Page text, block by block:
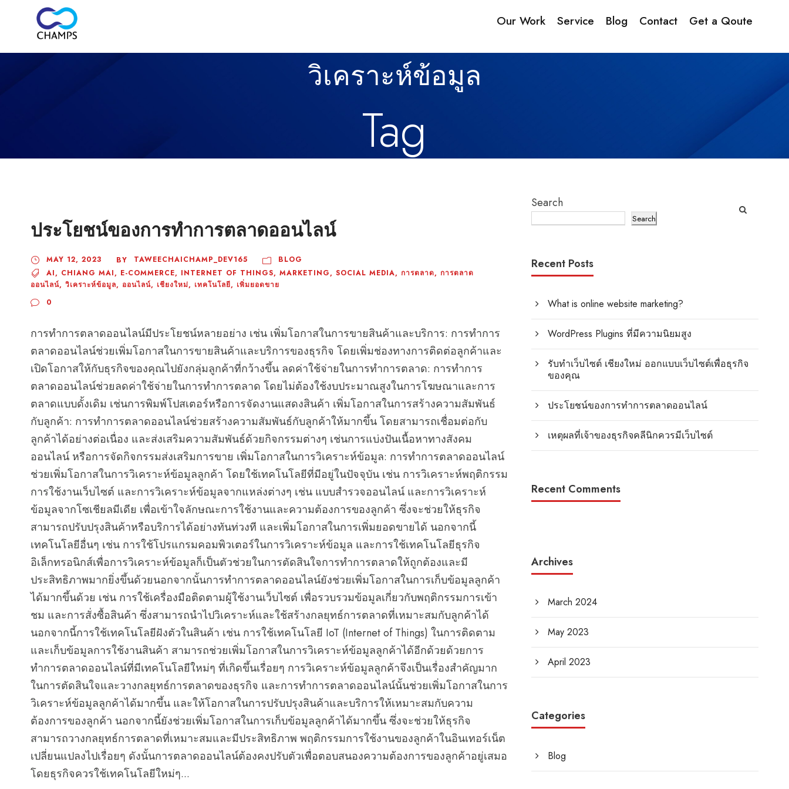
Our Work Service Blog Contact Get a Qoute
วิเคราะห์ข้อมูล
Tag
ประโยชน์ของการทำการตลาดออนไลน์
MAY 12, 2023 BY TAWEECHAICHAMP_DEV165
BLOG
AI, CHIANG MAI, E-COMMERCE, INTERNET OF THINGS, MARKETING, SOCIAL MEDIA, การตลาด, การตลาด
ออนไลน์, วิเคราะห์ข้อมูล, ออนไลน์, เชียงใหม่, เทคโนโลยี, เพิ่มยอดขาย
0
การทำการตลาดออนไลน์มีประโยชน์หลายอย่าง เช่น เพิ่มโอกาสในการขายสินค้าและบริการ: การทำการ
ตลาดออนไลน์ช่วยเพิ่มโอกาสในการขายสินค้าและบริการของธุรกิจ โดยเพิ่มช่องทางการติดต่อลูกค้าและ
เปิดโอกาสให้กับธุรกิจของคุณไปยังกลุ่มลูกค้าที่กว้างขึ้น ลดค่าใช้จ่ายในการทำการตลาด: การทำการ
ตลาดออนไลน์ช่วยลดค่าใช้จ่ายในการทำการตลาด โดยไม่ต้องใช้งบประมาณสูงในการโฆษณาและการ
ตลาดแบบดั้งเดิม เช่นการพิมพ์โปสเตอร์หรือการจัดงานแสดงสินค้า เพิ่มโอกาสในการสร้างความสัมพันธ์
กับลูกค้า: การทำการตลาดออนไลน์ช่วยสร้างความสัมพันธ์กับลูกค้าให้มากขึ้น โดยสามารถเชื่อมต่อกับ
ลูกค้าได้อย่างต่อเนื่อง และส่งเสริมความสัมพันธ์ด้วยกิจกรรมต่างๆ เช่นการแบ่งปันเนื้อหาทางสังคม
ออนไลน์ หรือการจัดกิจกรรมส่งเสริมการขาย เพิ่มโอกาสในการวิเคราะห์ข้อมูล: การทำการตลาดออนไลน์
ช่วยเพิ่มโอกาสในการวิเคราะห์ข้อมูลลูกค้า โดยใช้เทคโนโลยีที่มีอยู่ในปัจจุบัน เช่น การวิเคราะห์พฤติกรรม
การใช้งานเว็บไซต์ และการวิเคราะห์ข้อมูลจากแหล่งต่างๆ เช่น แบบสำรวจออนไลน์ และการวิเคราะห์
ข้อมูลจากโซเชียลมีเดีย เพื่อเข้าใจลักษณะการใช้งานและความต้องการของลูกค้า ซึ่งจะช่วยให้ธุรกิจ
สามารถปรับปรุงสินค้าหรือบริการได้อย่างทันท่วงที และเพิ่มโอกาสในการเพิ่มยอดขายได้ นอกจากนี้
เทคโนโลยีอื่นๆ เช่น การใช้โปรแกรมคอมพิวเตอร์ในการวิเคราะห์ข้อมูล และการใช้เทคโนโลยีธุรกิจ
อิเล็กทรอนิกส์เพื่อการวิเคราะห์ข้อมูลก็เป็นตัวช่วยในการตัดสินใจการทำการตลาดให้ถูกต้องและมี
ประสิทธิภาพมากยิ่งขึ้นด้วยนอกจากนั้นการทำการตลาดออนไลน์ยังช่วยเพิ่มโอกาสในการเก็บข้อมูลลูกค้า
ได้มากขึ้นด้วย เช่น การใช้เครื่องมือติดตามผู้ใช้งานเว็บไซต์ เพื่อรวบรวมข้อมูลเกี่ยวกับพฤติกรรมการเข้า
ชม และการสั่งซื้อสินค้า ซึ่งสามารถนำไปวิเคราะห์และใช้สร้างกลยุทธ์การตลาดที่เหมาะสมกับลูกค้าได้
นอกจากนี้การใช้เทคโนโลยีฝังตัวในสินค้า เช่น การใช้เทคโนโลยี IoT (Internet of Things) ในการติดตาม
และเก็บข้อมูลการใช้งานสินค้า สามารถช่วยเพิ่มโอกาสในการวิเคราะห์ข้อมูลลูกค้าได้อีกด้วยด้วยการ
ทำการตลาดออนไลน์ที่มีเทคโนโลยีใหม่ๆ ที่เกิดขึ้นเรื่อยๆ การวิเคราะห์ข้อมูลลูกค้าจึงเป็นเรื่องสำคัญมาก
ในการตัดสินใจและวางกลยุทธ์การตลาดของธุรกิจ และการทำการตลาดออนไลน์นั้นช่วยเพิ่มโอกาสในการ
วิเคราะห์ข้อมูลลูกค้าได้มากขึ้น และให้โอกาสในการปรับปรุงสินค้าและบริการให้เหมาะสมกับความ
ต้องการของลูกค้า นอกจากนี้ยังช่วยเพิ่มโอกาสในการเก็บข้อมูลลูกค้าได้มากขึ้น ซึ่งจะช่วยให้ธุรกิจ
สามารถวางกลยุทธ์การตลาดที่เหมาะสมและมีประสิทธิภาพ พฤติกรรมการใช้งานของลูกค้าในอินเทอร์เน็ต
เปลี่ยนแปลงไปเรื่อยๆ ดังนั้นการตลาดออนไลน์ต้องคงปรับตัวเพื่อตอบสนองความต้องการของลูกค้าอยู่เสมอ
โดยธุรกิจควรใช้เทคโนโลยีใหม่ๆ...
Search
Search
Recent Posts
What is online website marketing?
WordPress Plugins ที่มีความนิยมสูง
รับทำเว็บไซต์ เชียงใหม่ ออกแบบเว็บไซต์เพื่อธุรกิจ
ของคุณ
ประโยชน์ของการทำการตลาดออนไลน์
เหตุผลที่เจ้าของธุรกิจคลีนิกควรมีเว็บไซต์
Recent Comments
Archives
March 2024
May 2023
April 2023
Categories
Blog